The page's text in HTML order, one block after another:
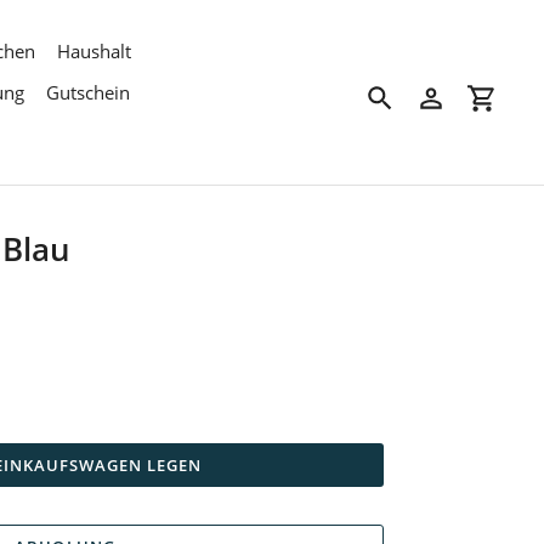
Haushalt
Gutschein
SuchenEinloggen
LEGEN